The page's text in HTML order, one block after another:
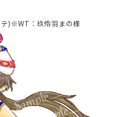
テ)※WT∶玖伶羽まの様